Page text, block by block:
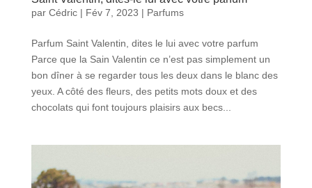
par Cédric| Fév 7, 2023 | Parfums
Parfum Saint Valentin, dites le lui avec votre parfum
Parce que la Sain Valentin ce n’est pas simplement un
bon dîner à se regarder tous les deux dans le blanc des
yeux. A côté des fleurs, des petits mots doux et des
chocolats qui font toujours plaisirs aux becs...